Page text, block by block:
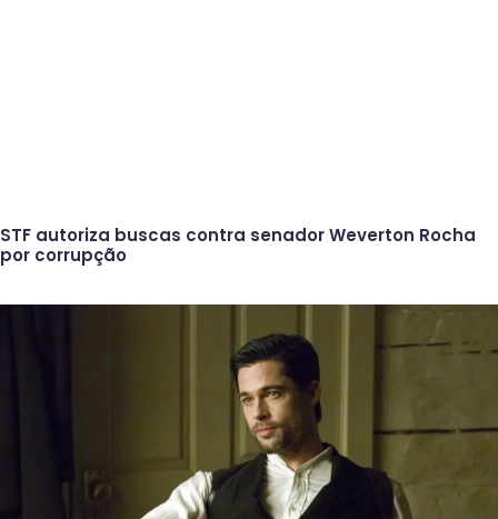
STF autoriza buscas contra senador Weverton Rocha
por corrupção